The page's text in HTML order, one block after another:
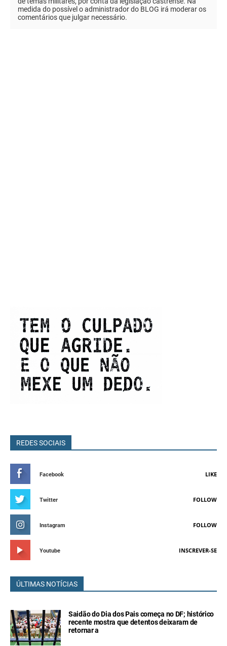
medida do possível o administrador do BLOG irá moderar os
comentários que julgar necessário.
REDES SOCIAIS
Facebook LIKE
Twitter FOLLOW
Instagram FOLLOW
Youtube INSCREVER-SE
ÚLTIMAS NOTÍCIAS
Saidão do Dia dos Pais começa no DF; histórico
recente mostra que detentos deixaram de
retornar a